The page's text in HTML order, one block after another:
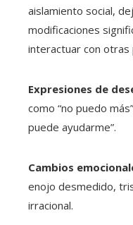
aislamiento social,
modificaciones
interactuar con otras
Expresiones de
como “no puedo
puede ayudarme”.
Cambios
enojo desmedido,
irracional.